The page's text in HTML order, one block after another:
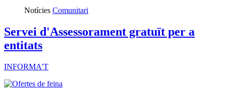
Servei d'Assessorament gratuït per a
entitats